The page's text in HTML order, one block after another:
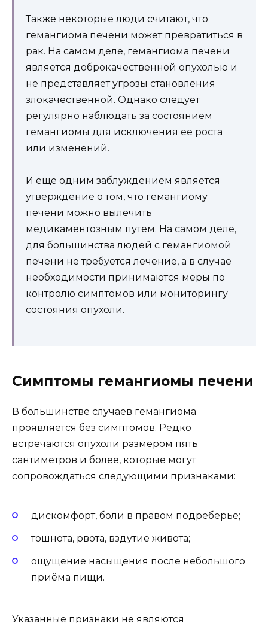
Также некоторые люди считают, что
гемангиома печени может превратиться в
рак. На самом деле, гемангиома печени
является доброкачественной опухолью и
не представляет угрозы становления
злокачественной. Однако следует
регулярно наблюдать за состоянием
гемангиомы для исключения ее роста
или изменений.
И еще одним заблуждением является
утверждение о том, что гемангиому
печени можно вылечить
медикаментозным путем. На самом деле,
для большинства людей с гемангиомой
печени не требуется лечение, а в случае
необходимости принимаются меры по
контролю симптомов или мониторингу
состояния опухоли.
Симптомы гемангиомы печени
В большинстве случаев гемангиома
проявляется без симптомов. Редко
встречаются опухоли размером пять
сантиметров и более, которые могут
сопровождаться следующими признаками:
дискомфорт, боли в правом подреберье;
тошнота, рвота, вздутие живота;
ощущение насыщения после небольшого
приёма пищи.
Указанные признаки не являются